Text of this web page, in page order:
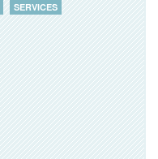
SERVICES